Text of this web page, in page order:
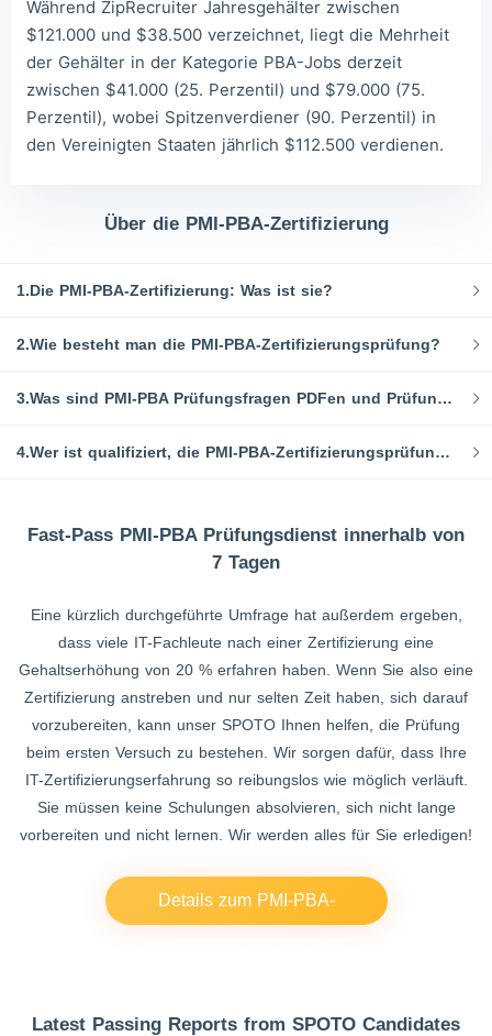
Während ZipRecruiter Jahresgehälter zwischen
$121.000 und $38.500 verzeichnet, liegt die Mehrheit
der Gehälter in der Kategorie PBA-Jobs derzeit
zwischen $41.000 (25. Perzentil) und $79.000 (75.
Perzentil), wobei Spitzenverdiener (90. Perzentil) in
den Vereinigten Staaten jährlich $112.500 verdienen.
Über die PMI-PBA-Zertifizierung
1.Die PMI-PBA-Zertifizierung: Was ist sie?
2.Wie besteht man die PMI-PBA-Zertifizierungsprüfung?
3.Was sind PMI-PBA Prüfungsfragen PDFen und Prüfungsfragen?
4.Wer ist qualifiziert, die PMI-PBA-Zertifizierungsprüfung abzulegen?
Fast-Pass PMI-PBA Prüfungsdienst innerhalb von
7 Tagen
Eine kürzlich durchgeführte Umfrage hat außerdem ergeben,
dass viele IT-Fachleute nach einer Zertifizierung eine
Gehaltserhöhung von 20 % erfahren haben. Wenn Sie also eine
Zertifizierung anstreben und nur selten Zeit haben, sich darauf
vorzubereiten, kann unser SPOTO Ihnen helfen, die Prüfung
beim ersten Versuch zu bestehen. Wir sorgen dafür, dass Ihre
IT-Zertifizierungserfahrung so reibungslos wie möglich verläuft.
Sie müssen keine Schulungen absolvieren, sich nicht lange
vorbereiten und nicht lernen. Wir werden alles für Sie erledigen!
Details zum PMI-PBA-
Latest Passing Reports from SPOTO Candidates